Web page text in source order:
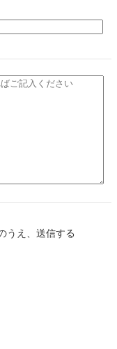
うえ、送信する